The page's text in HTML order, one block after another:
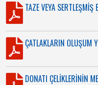
TAZE VEYA
ÇATLAKLARIN OLUŞUM
DONATI ÇELİKLERİNİN